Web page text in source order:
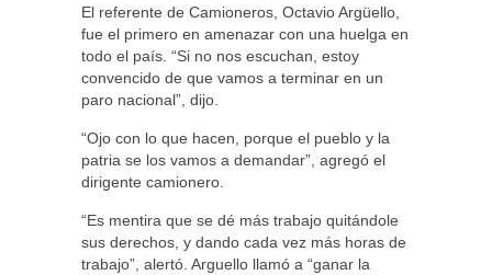
El referente de Camioneros, Octavio Argüello,
fue el primero en amenazar con una huelga en
todo el país. “Si no nos escuchan, estoy
convencido de que vamos a terminar en un
paro nacional”, dijo.
“Ojo con lo que hacen, porque el pueblo y la
patria se los vamos a demandar”, agregó el
dirigente camionero.
“Es mentira que se dé más trabajo quitándole
sus derechos, y dando cada vez más horas de
trabajo”, alertó. Arguello llamó a “ganar la